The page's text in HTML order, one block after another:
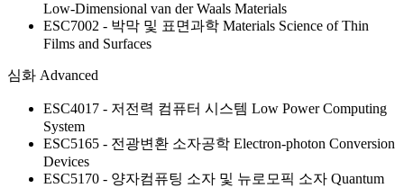
Low-Dimensional van der Waals Materials
ESC7002 - 박막 및 표면과학 Materials Science of Thin
Films and Surfaces
심화 Advanced
ESC4017 - 저전력 컴퓨터 시스템 Low Power Computing
System
ESC5165 - 전광변환 소자공학 Electron-photon Conversion
Devices
ESC5170 - 양자컴퓨팅 소자 및 뉴로모픽 소자 Quantum